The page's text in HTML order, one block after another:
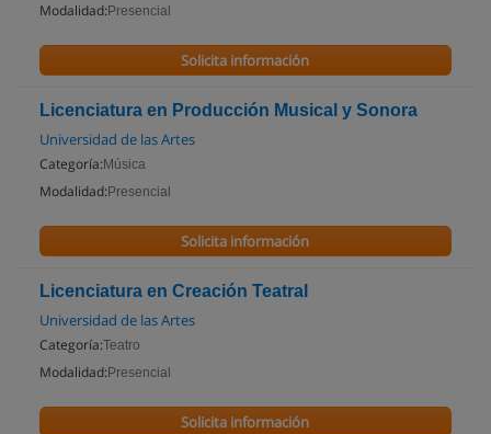
Modalidad: Presencial
Solicita información
Licenciatura en Producción Musical y Sonora
Universidad de las Artes
Categoría: Música
Modalidad: Presencial
Solicita información
Licenciatura en Creación Teatral
Universidad de las Artes
Categoría:Teatro
Modalidad: Presencial
Solicita información